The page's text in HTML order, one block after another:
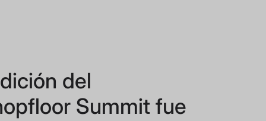
del
Summit fue